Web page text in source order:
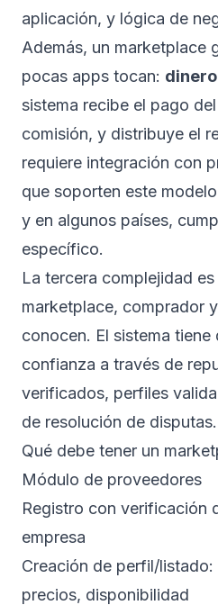
aplicación, y lógica de
Además, un marketplace
pocas apps tocan:
sistema recibe el pago
comisión, y distribuye el
requiere integración con
que soporten este
y en algunos países,
específico.
La tercera complejidad es
marketplace, comprador
conocen. El sistema tiene
confianza a través de
verificados, perfiles
de resolución de disputas.
Qué debe tener un
Módulo de proveedores
Registro con verificación
empresa
Creación de perfil/
precios, disponibilidad